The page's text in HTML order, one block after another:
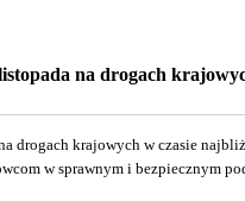
na drogach
drogach krajowych w czasie
w sprawnym i bezpiecznym